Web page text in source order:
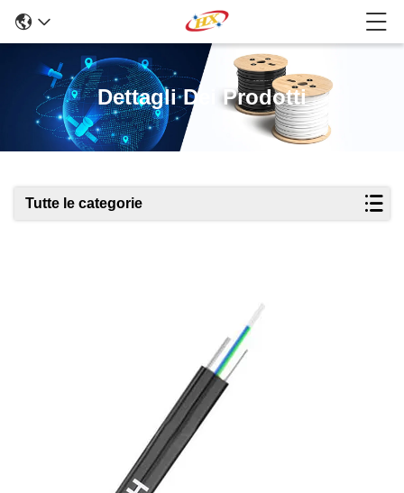
Dettagli Dei Prodotti
Tutte le categorie